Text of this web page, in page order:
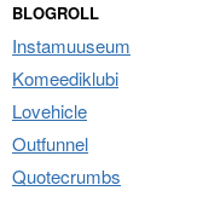
BLOGROLL
Instamuuseum
Komeediklubi
Lovehicle
Outfunnel
Quotecrumbs